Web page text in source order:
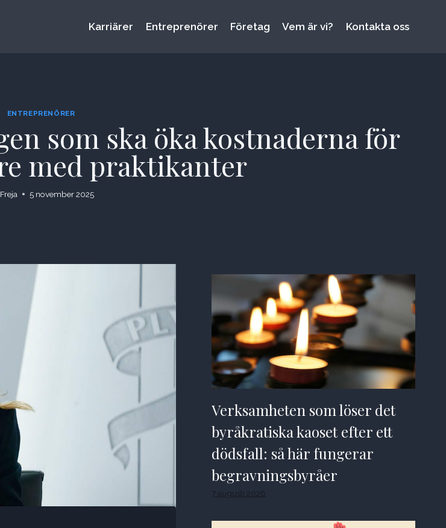
Karriärer Entreprenörer Företag Vem är vi? Kontakta oss
ENTREPRENÖRER
som ska öka kostnaderna för
med praktikanter
Freja 5 november 2025
Verksamheten som löser det
byråkratiska kaoset efter ett
dödsfall: så här fungerar
begravningsbyråer
7 augusti 2026